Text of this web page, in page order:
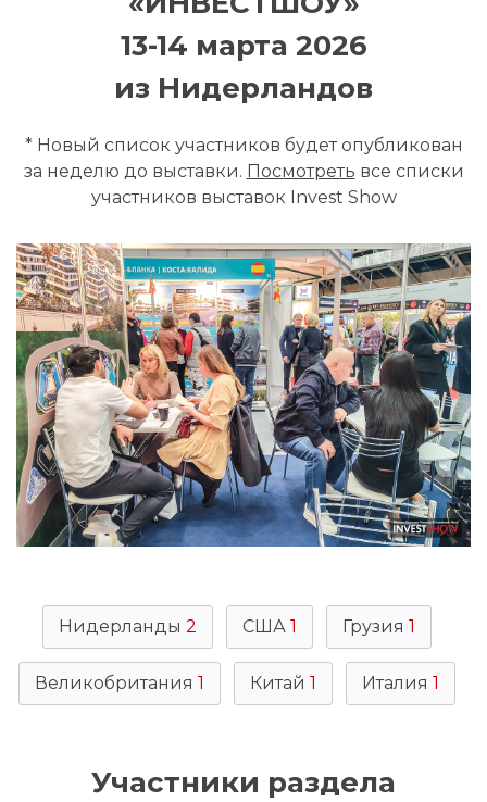
13-14 марта 2026
из Нидерландов
* Новый список участников будет опубликован
за неделю до выставки. Посмотреть все списки
участников выставок Invest Show
Нидерланды 2 США 1 Грузия 1
Великобритания 1 Китай 1 Италия 1
Участники раздела